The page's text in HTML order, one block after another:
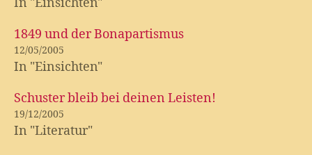
1849 und der Bonapartismus
12/05/2005
In "Einsichten"
Schuster bleib bei deinen Leisten!
19/12/2005
In "Literatur"